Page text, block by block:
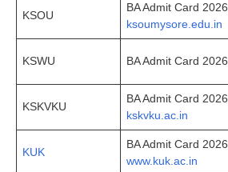
KSOU
BA Admit Card 2026
ksoumysore.edu.in
KSWU BA Admit Card 2026
KSKVKU
BA Admit Card 2026
kskvku.ac.in
KUK
BA Admit Card 2026
www.kuk.ac.in